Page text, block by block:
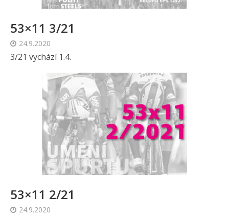
53×11 3/21
24.9.2020
3/21 vychází 1.4.
53×11 2/21
24.9.2020